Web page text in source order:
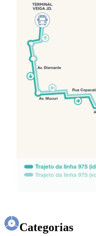
Categorias